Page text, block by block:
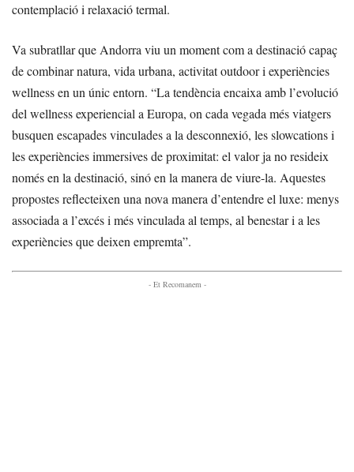
contemplació i relaxació termal.
Va subratllar que Andorra viu un moment com a destinació capaç
de combinar natura, vida urbana, activitat outdoor i experiències
wellness en un únic entorn. “La tendència encaixa amb l’evolució
del wellness experiencial a Europa, on cada vegada més viatgers
busquen escapades vinculades a la desconnexió, les slowcations i
les experiències immersives de proximitat: el valor ja no resideix
només en la destinació, sinó en la manera de viure-la. Aquestes
propostes reflecteixen una nova manera d’entendre el luxe: menys
associada a l’excés i més vinculada al temps, al benestar i a les
experiències que deixen empremta”.
- Et Recomanem -